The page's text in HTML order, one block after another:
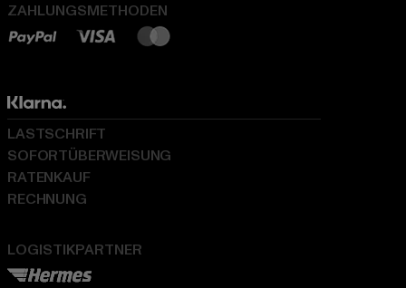
ZAHLUNGSMETHODEN
LOGISTIKPARTNER
LASTSCHRIFT
SOFORTÜBERWEISUNG
RATENKAUF
RECHNUNG